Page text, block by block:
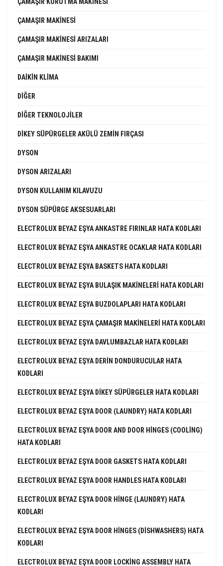
ÇAMAŞIR MAKINESI
ÇAMAŞIR MAKINESI ARIZALARI
ÇAMAŞIR MAKINESI BAKIMI
DAIKIN KLIMA
DIĞER
DIĞER TEKNOLOJILER
DIKEY SÜPÜRGELER AKÜLÜ ZEMIN FIRÇASI
DYSON
DYSON ARIZALARI
DYSON KULLANIM KILAVUZU
DYSON SÜPÜRGE AKSESUARLARI
ELECTROLUX BEYAZ EŞYA ANKASTRE FIRINLAR HATA KODLARI
ELECTROLUX BEYAZ EŞYA ANKASTRE OCAKLAR HATA KODLARI
ELECTROLUX BEYAZ EŞYA BASKETS HATA KODLARI
ELECTROLUX BEYAZ EŞYA BULAŞIK MAKINELERI HATA KODLARI
ELECTROLUX BEYAZ EŞYA BUZDOLAPLARI HATA KODLARI
ELECTROLUX BEYAZ EŞYA ÇAMAŞIR MAKINELERI HATA KODLARI
ELECTROLUX BEYAZ EŞYA DAVLUMBAZLAR HATA KODLARI
ELECTROLUX BEYAZ EŞYA DERIN DONDURUCULAR HATA
KODLARI
ELECTROLUX BEYAZ EŞYA DIKEY SÜPÜRGELER HATA KODLARI
ELECTROLUX BEYAZ EŞYA DOOR (LAUNDRY) HATA KODLARI
ELECTROLUX BEYAZ EŞYA DOOR AND DOOR HINGES (COOLING)
HATA KODLARI
ELECTROLUX BEYAZ EŞYA DOOR GASKETS HATA KODLARI
ELECTROLUX BEYAZ EŞYA DOOR HANDLES HATA KODLARI
ELECTROLUX BEYAZ EŞYA DOOR HINGE (LAUNDRY) HATA
KODLARI
ELECTROLUX BEYAZ EŞYA DOOR HINGES (DISHWASHERS) HATA
KODLARI
ELECTROLUX BEYAZ EŞYA DOOR LOCKING ASSEMBLY HATA